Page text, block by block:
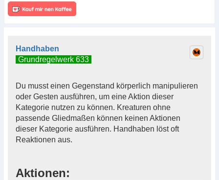
Handhaben
Grundregelwerk 633
Du musst einen Gegenstand körperlich manipulieren
oder Gesten ausführen, um eine Aktion dieser
Kategorie nutzen zu können. Kreaturen ohne
passende Gliedmaßen können keinen Aktionen
dieser Kategorie ausführen. Handhaben löst oft
Reaktionen aus.
Aktionen: